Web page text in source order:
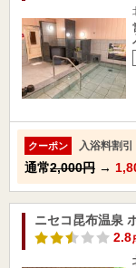
クーポン 入浴料割引
通常2,000円 →
ニセコ昆布温泉
2.8